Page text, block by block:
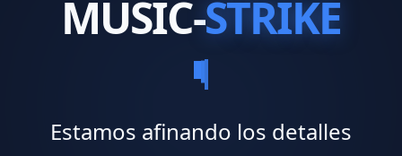
MUSIC-STRIKE
Estamos afinando los detalles